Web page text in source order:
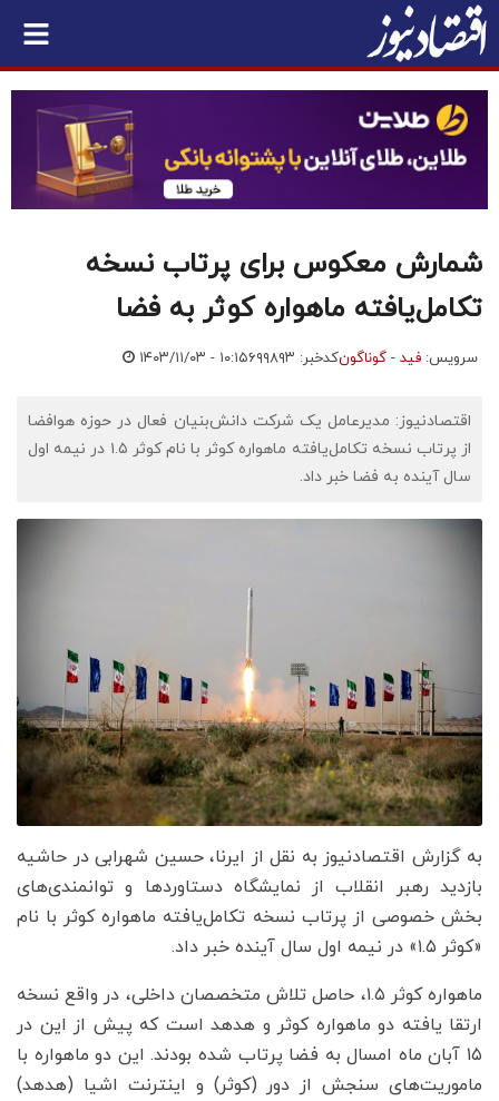
شمارش معکوس برای پرتاب نسخه
تکامل‌یافته ماهواره کوثر به فضا
سرویس: فید - گوناگونکدخبر: ۶۹۹۸۹۳ ۱۴۰۳/۱۱/۰۳ - ۱۰:۱۵
اقتصادنیوز: مدیرعامل یک شرکت دانش‌بنیان فعال در حوزه هوافضا
از پرتاب نسخه تکامل‌یافته ماهواره کوثر با نام کوثر ۱.۵ در نیمه اول
سال آینده به فضا خبر داد.
به گزارش اقتصادنیوز به نقل از ایرنا، حسین شهرابی در حاشیه
بازدید رهبر انقلاب از نمایشگاه دستاوردها و توانمندی‌های
بخش خصوصی از پرتاب نسخه تکامل‌یافته ماهواره کوثر با نام
«کوثر ۱.۵» در نیمه اول سال آینده خبر داد.
ماهواره کوثر ۱.۵، حاصل تلاش متخصصان داخلی، در واقع نسخه
ارتقا یافته دو ماهواره کوثر و هدهد است که پیش از این در
۱۵ آبان ماه امسال به فضا پرتاب شده بودند. این دو ماهواره با
ماموریت‌های سنجش از دور (کوثر) و اینترنت اشیا (هدهد)